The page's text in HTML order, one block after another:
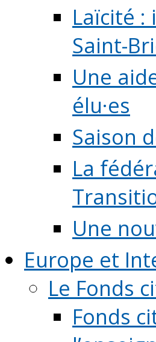
Laïcité
Saint-
Une
élu·es
Saison
La
Une
Europe et
Le Fonds
Fonds